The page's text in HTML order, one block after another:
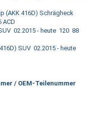
(AKK 416D) Schrägheck
02.2015 - heute 120 88
SUV 02.2015 - heute
/ OEM-Teilenummer